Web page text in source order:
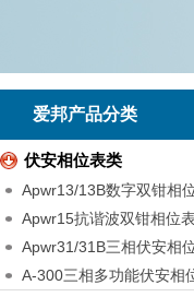
爱邦产品分类
伏安相位表类
Apwr13/13B数字双钳相
Apwr15抗谐波双钳相位表
Apwr31/31B三相伏安相
A-300三相多功能伏安相